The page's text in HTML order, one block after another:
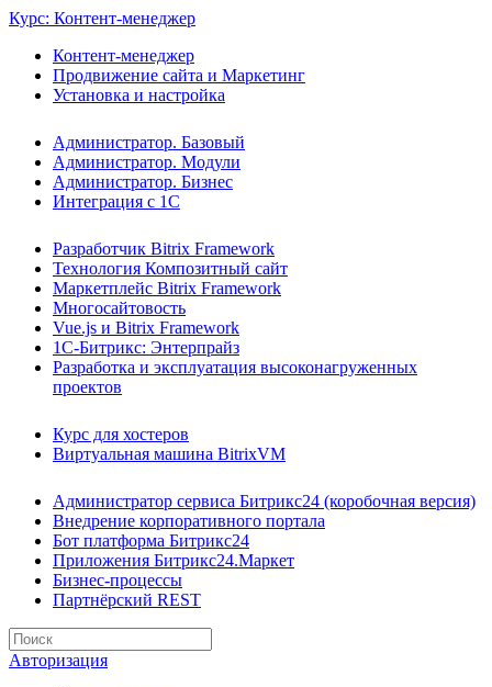
Курс: Контент-менеджер
Контент-менеджер
Продвижение сайта и Маркетинг
Установка и настройка
Администратор. Базовый
Администратор. Модули
Администратор. Бизнес
Интеграция с 1С
Разработчик Bitrix Framework
Технология Композитный сайт
Маркетплейс Bitrix Framework
Многосайтовость
Vue.js и Bitrix Framework
1С-Битрикс: Энтерпрайз
Разработка и эксплуатация высоконагруженных
проектов
Курс для хостеров
Виртуальная машина BitrixVM
Администратор сервиса Битрикс24 (коробочная версия)
Внедрение корпоративного портала
Бот платформа Битрикс24
Приложения Битрикс24.Маркет
Бизнес-процессы
Партнёрский REST
Авторизация